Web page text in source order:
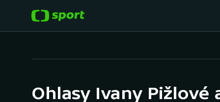
Hokej Baseball a softbal
Ohlasy Ivany Pižlové